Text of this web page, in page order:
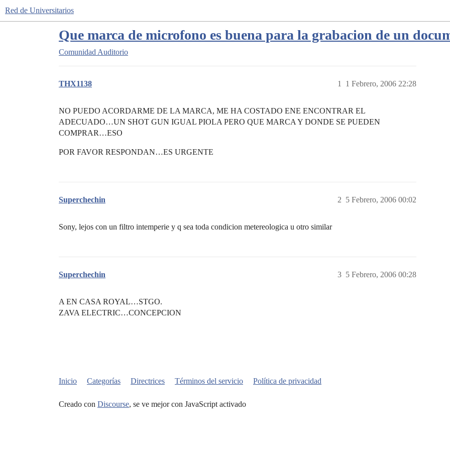
Red de Universitarios
Que marca de microfono es buena para la grabacion de un
Comunidad Auditorio
THX1138 1 Febrero, 2006 22:28
1
NO PUEDO ACORDARME DE LA MARCA, ME HA COSTADO ENE ENCONTRAR EL
ADECUADO…UN SHOT GUN IGUAL PIOLA PERO QUE MARCA Y DONDE SE PUEDEN
COMPRAR…ESO
POR FAVOR RESPONDAN…ES URGENTE
Superchechin 5 Febrero, 2006 00:02
2
Sony, lejos con un filtro intemperie y q sea toda condicion metereologica u otro similar
Superchechin 5 Febrero, 2006 00:28
3
A EN CASA ROYAL…STGO.
ZAVA ELECTRIC…CONCEPCION
Inicio Categorías Directrices Términos del servicio Política de privacidad
Creado con Discourse, se ve mejor con JavaScript activado